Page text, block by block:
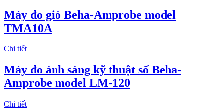
​Máy đo gió Beha-Amprobe model
TMA10A
Chi tiết
​Máy đo ánh sáng kỹ thuật số Beha-
Amprobe model LM-120
Chi tiết